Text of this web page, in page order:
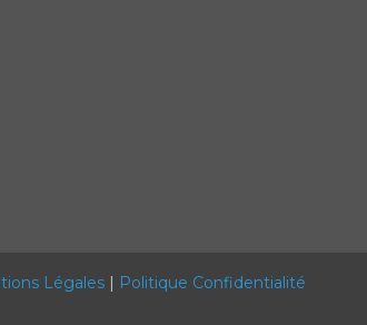
Légales | Politique Confidentialité